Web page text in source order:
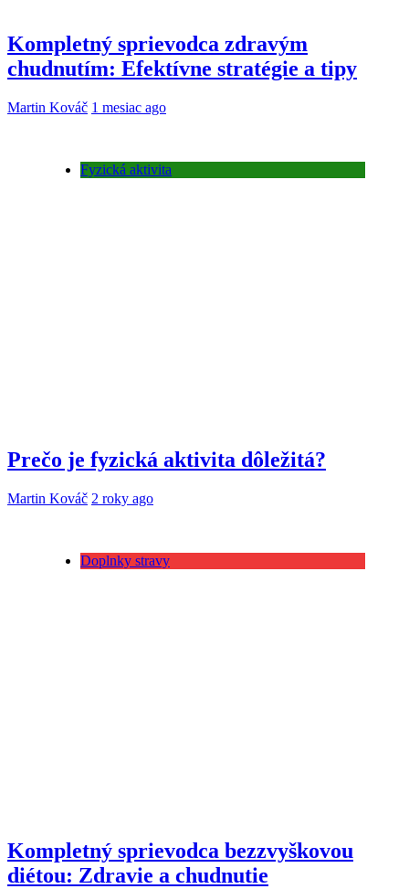
Kompletný sprievodca zdravým
chudnutím: Efektívne stratégie a tipy
Martin Kováč 1 mesiac ago
Fyzická aktivita
Prečo je fyzická aktivita dôležitá?
Martin Kováč 2 roky ago
Doplnky stravy
Kompletný sprievodca bezzvyškovou
diétou: Zdravie a chudnutie